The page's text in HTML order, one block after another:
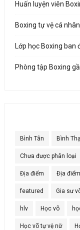
Huấn luyện viên
Boxing tự vệ cá
Lớp học Boxing ban
Phòng tập Boxing
Bình Tân Bình
Chưa được phân loại
Địa điểm Địa
featured Gia sư
hlv Học võ
Học võ tự vệ nữ